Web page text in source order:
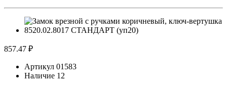
857.47 ₽
Артикул 01583
Наличие 12